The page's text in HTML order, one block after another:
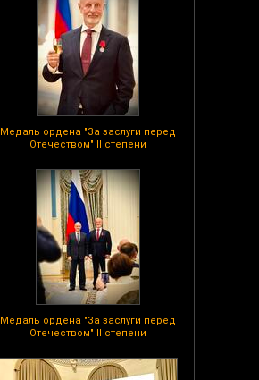
Медаль ордена "За заслуги перед
Отечеством" II степени
Медаль ордена "За заслуги перед
Отечеством" II степени